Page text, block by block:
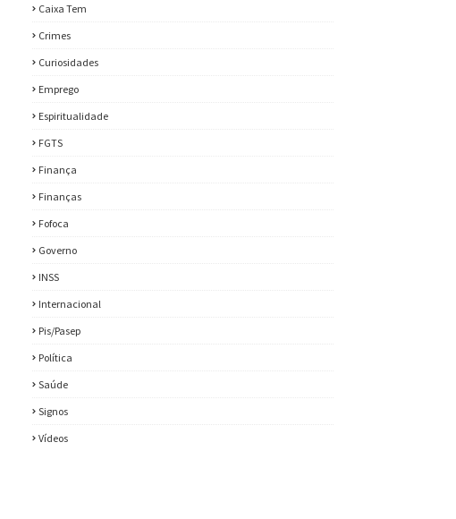
Caixa Tem
Crimes
Curiosidades
Emprego
Espiritualidade
FGTS
Finança
Finanças
Fofoca
Governo
INSS
Internacional
Pis/Pasep
Política
Saúde
Signos
Vídeos